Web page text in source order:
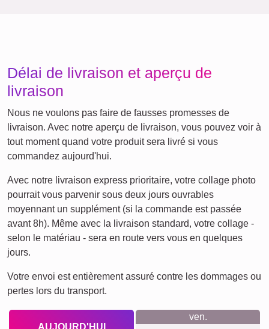
Chiens Chats
de
Deuil